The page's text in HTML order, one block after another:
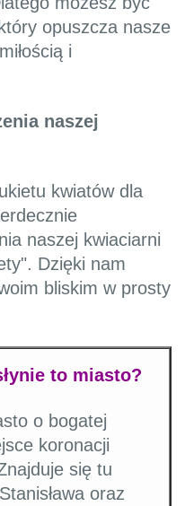
opuszcza nasze
i
naszej
kwiatów dla
naszej kwiaciarni
Dzięki nam
bliskim w prosty
to miasto?
o bogatej
koronacji
się tu
oraz